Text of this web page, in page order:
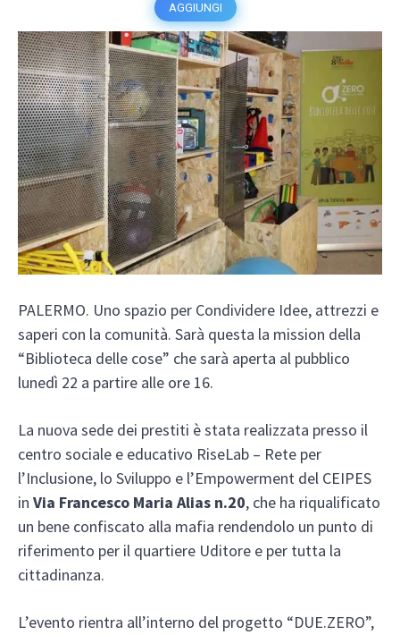
AGGIUNGI
PALERMO. Uno spazio per Condividere Idee, attrezzi e
saperi con la comunità. Sarà questa la mission della
“Biblioteca delle cose” che sarà aperta al pubblico
lunedì 22 a partire alle ore 16.
La nuova sede dei prestiti è stata realizzata presso il
centro sociale e educativo RiseLab – Rete per
l’Inclusione, lo Sviluppo e l’Empowerment del CEIPES
in Via Francesco Maria Alias n.20, che ha riqualificato
un bene confiscato alla mafia rendendolo un punto di
riferimento per il quartiere Uditore e per tutta la
cittadinanza.
L’evento rientra all’interno del progetto “DUE.ZERO”,